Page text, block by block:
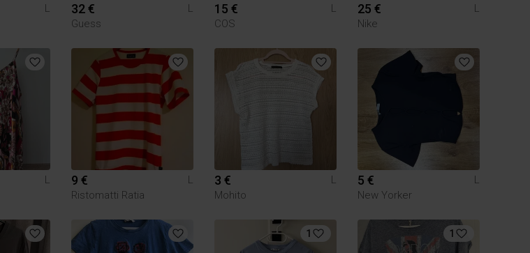
L 32 €
L
Guess
15 €
L
COS
25 €
L
Nike
L 9 €
L
Ristomatti Ratia
3 €
L
Mohito
5 €
L
New Yorker
1 1